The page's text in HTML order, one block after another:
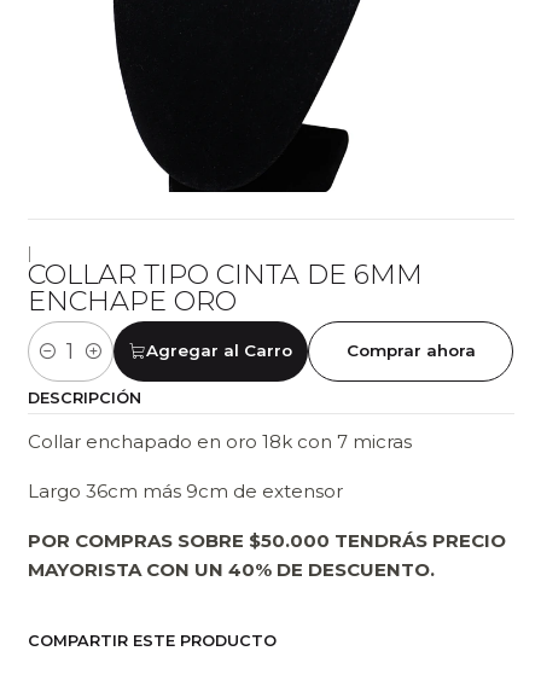
COLLAR TIPO CINTA DE 6MM
ENCHAPE ORO
Cantidad
Agregar al Carro Comprar ahora
DESCRIPCIÓN
Collar enchapado en oro 18k con 7 micras
Largo 36cm más 9cm de extensor
POR COMPRAS SOBRE $50.000 TENDRÁS PRECIO
MAYORISTA CON UN 40% DE DESCUENTO.
COMPARTIR ESTE PRODUCTO